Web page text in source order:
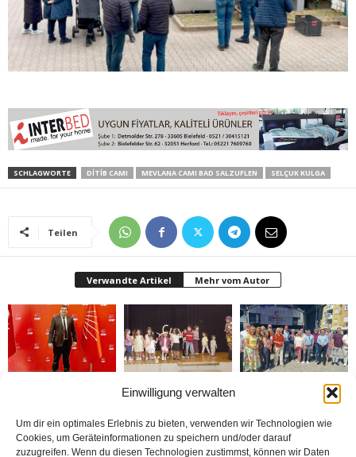
Einwilligung verwalten
Um dir ein optimales Erlebnis zu bieten, verwenden wir Technologien wie
Cookies, um Geräteinformationen zu speichern und/oder darauf
zuzugreifen. Wenn du diesen Technologien zustimmst, können wir Daten
SCHLAGWORTE DİTİB CAMI MEVLANA CAMI BAD SALZUFLEN SELÇUK KULGA
Teilen
Verwandte Artikel Mehr vom Autor
kalbimizde taşımaya
devam edeceğiz“
Bielefeld’de 1. Çocuk
Festivali yapıldı
Rheda-Wiedenbrück’de